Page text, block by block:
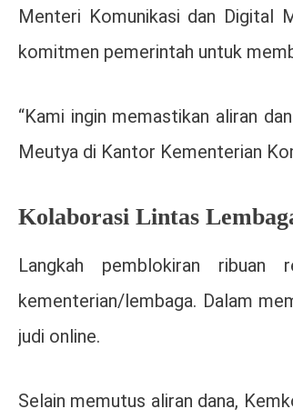
Menteri Komunikasi dan Digital
komitmen pemerintah untuk
“Kami ingin memastikan aliran
Meutya di Kantor Kementerian
Kolaborasi Lintas
Langkah pemblokiran
kementerian/lembaga. Dalam
judi online.
Selain memutus aliran dana,